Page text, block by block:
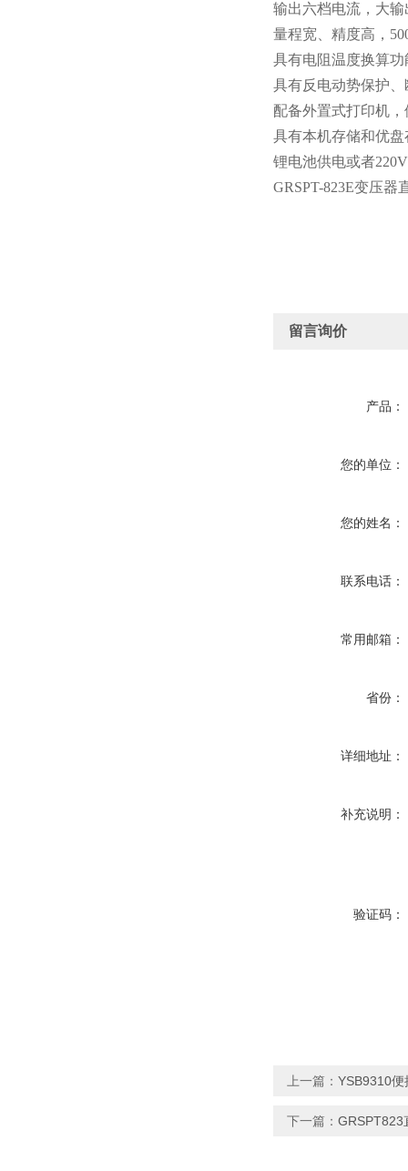
输出六档电流，大
量程宽、精度高，
具有电阻温度换算
具有反电动势保护
配备外置式打印机
具有本机存储和优盘
锂电池供电或者
GRSPT-823E变压器
留言询价
产品：
您的单位：
您的姓名：
联系电话：
常用邮箱：
省份：
详细地址：
补充说明：
验证码：
上一篇： YSB9310
下一篇： GRSPT823